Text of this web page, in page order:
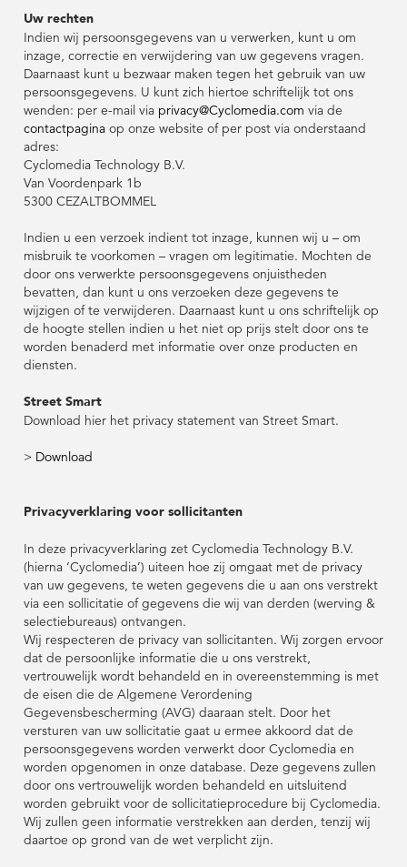
Uw rechten
Indien wij persoonsgegevens van u verwerken, kunt u om
inzage, correctie en verwijdering van uw gegevens vragen.
Daarnaast kunt u bezwaar maken tegen het gebruik van uw
persoonsgegevens. U kunt zich hiertoe schriftelijk tot ons
wenden: per e-mail via privacy@Cyclomedia.com via de
contactpaginaop onze website of per post via onderstaand
adres:
Cyclomedia Technology B.V.
Van Voordenpark 1b
5300 CEZALTBOMMEL
Indien u een verzoek indient tot inzage, kunnen wij u – om
misbruik te voorkomen – vragen om legitimatie. Mochten de
door ons verwerkte persoonsgegevens onjuistheden
bevatten, dan kunt u ons verzoeken deze gegevens te
wijzigen of te verwijderen. Daarnaast kunt u ons schriftelijk op
de hoogte stellen indien u het niet op prijs stelt door ons te
worden benaderd met informatie over onze producten en
diensten.
Street Smart
Download hier het privacy statement van Street Smart.
> Download
Privacyverklaring voor sollicitanten
In deze privacyverklaring zet Cyclomedia Technology B.V.
(hierna ‘Cyclomedia’) uiteen hoe zij omgaat met de privacy
van uw gegevens, te weten gegevens die u aan ons verstrekt
via een sollicitatie of gegevens die wij van derden (werving &
selectiebureaus) ontvangen.
Wij respecteren de privacy van sollicitanten. Wij zorgen ervoor
dat de persoonlijke informatie die u ons verstrekt,
vertrouwelijk wordt behandeld en in overeenstemming is met
de eisen die de Algemene Verordening
Gegevensbescherming (AVG) daaraan stelt. Door het
versturen van uw sollicitatie gaat u ermee akkoord dat de
persoonsgegevens worden verwerkt door Cyclomedia en
worden opgenomen in onze database. Deze gegevens zullen
door ons vertrouwelijk worden behandeld en uitsluitend
worden gebruikt voor de sollicitatieprocedure bij Cyclomedia.
Wij zullen geen informatie verstrekken aan derden, tenzij wij
daartoe op grond van de wet verplicht zijn.
Duurzaamheid
Leiderschapsteam
Duurzaamheid
Leiderschapsteam